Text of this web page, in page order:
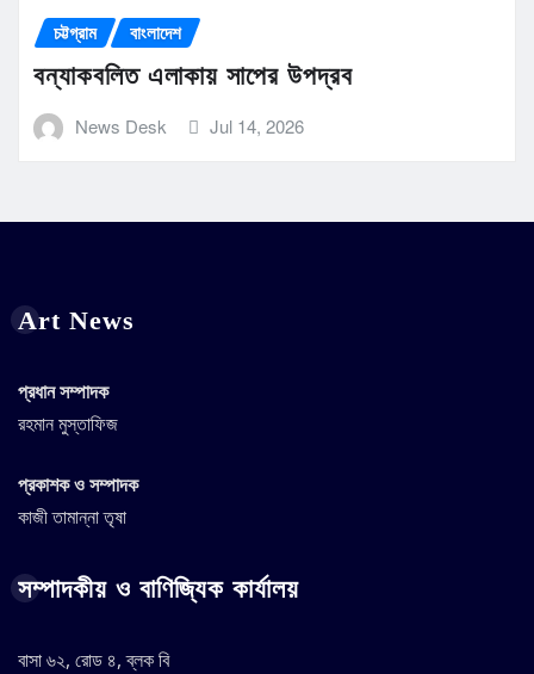
চট্টগ্রাম বাংলাদেশ
বন্যাকবলিত এলাকায় সাপের উপদ্রব
News Desk Jul 14, 2026
Art News
প্রধান সম্পাদক
রহমান মুস্তাফিজ
প্রকাশক ও সম্পাদক
কাজী তামান্না তৃষা
সম্পাদকীয় ও বাণিজ্যিক কার্যালয়
বাসা ৬২, রোড ৪, ব্লক বি